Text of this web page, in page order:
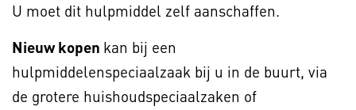
U moet dit hulpmiddel zelf aanschaffen.
Nieuw kopen kan bij een
hulpmiddelenspeciaalzaak bij u in de buurt, via
de grotere huishoudspeciaalzaken of